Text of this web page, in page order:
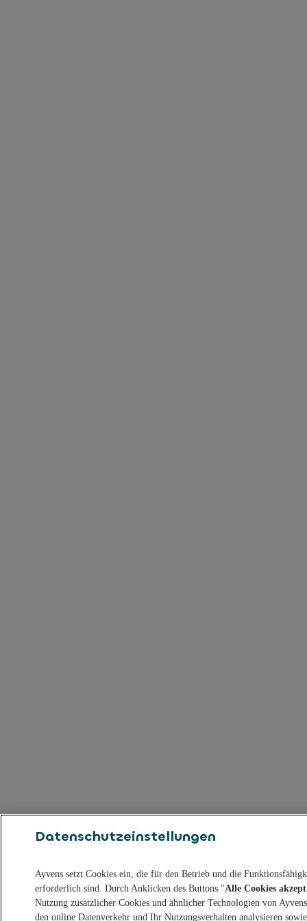
Datenschutzeinstellungen
Ayvens setzt Cookies ein, die für den Betrieb und die
erforderlich sind. Durch Anklicken des Buttons "Alle Cookies
Nutzung zusätzlicher Cookies und ähnlicher Technologien von
den online Datenverkehr und Ihr Nutzungsverhalten analysieren